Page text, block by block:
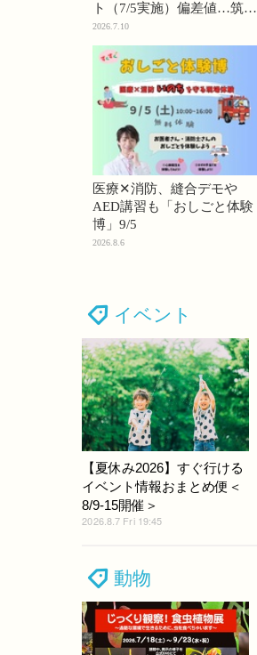
ト（7/5実施）偏差値…筑駒
74・桜蔭70＜PR＞
2026.7.10
医療✕消防、縫合デモや
AED講習も「おしごと体験
博」9/5
2026.8.6
イベント
【夏休み2026】すぐ行ける
イベント情報おまとめ便＜
8/9-15開催＞
2026.8.7 Fri 19:45
動物